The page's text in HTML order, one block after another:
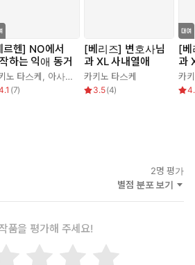
르헨] NO에서
하는 익애 동거
노 타스케 아사미 마리
(7)
[베리즈] 변호사님
과 XL 사내열애
카키노 타스케
3.5(4)
[베
과
카
2명 평가
별점 분포 보기
품을 평가해 주세요!